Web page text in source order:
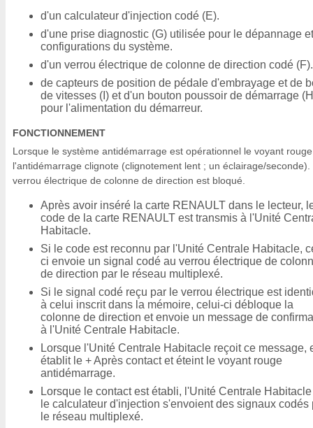
d'un calculateur d'injection codé (E).
d'une prise diagnostic (G) utilisée pour le dépannage
configurations du système.
d'un verrou électrique de colonne de direction codé (F).
de capteurs de position de pédale d'embrayage et de
de vitesses (I) et d'un bouton poussoir de démarrage
pour l'alimentation du démarreur.
FONCTIONNEMENT
Lorsque le système antidémarrage est opérationnel le voyant
l'antidémarrage clignote (clignotement lent ; un éclairage/seconde).
verrou électrique de colonne de direction est bloqué.
Après avoir inséré la carte RENAULT dans le lecteur,
code de la carte RENAULT est transmis à l'Unité
Habitacle.
Si le code est reconnu par l'Unité Centrale Habitacle,
ci envoie un signal codé au verrou électrique de
de direction par le réseau multiplexé.
Si le signal codé reçu par le verrou électrique est
à celui inscrit dans la mémoire, celui-ci débloque la
colonne de direction et envoie un message de
à l'Unité Centrale Habitacle.
Lorsque l'Unité Centrale Habitacle reçoit ce message,
établit le + Après contact et éteint le voyant rouge
antidémarrage.
Lorsque le contact est établi, l'Unité Centrale
le calculateur d'injection s'envoient des signaux codés
le réseau multiplexé.